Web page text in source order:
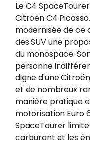
tout moment à
en vous inscrivant
https://
Le C4
Citroën C4
modernisée de ce
des SUV une
du monospace.
personne
digne d'une
et de nombreux
manière pratique
motorisation Euro
SpaceTourer
carburant et les